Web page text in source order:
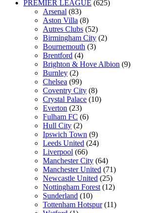
PREMIER LEAGUE (625)
Arsenal (83)
Aston Villa (8)
Autres Clubs (52)
Birmingham City (2)
Bournemouth (3)
Brentford (4)
Brighton & Hove Albion (9)
Burnley (2)
Chelsea (99)
Coventry City (8)
Crystal Palace (10)
Everton (23)
Fulham FC (6)
Hull City (2)
Ipswich Town (9)
Leeds United (24)
Liverpool (66)
Manchester City (64)
Manchester United (71)
Newcastle United (25)
Nottingham Forest (12)
Sunderland (10)
Tottenham Hotspur (11)